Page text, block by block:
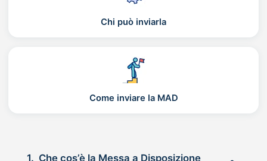
Chi può inviarla
Come inviare la MAD
1. Che cos’è la Messa a Disposizione